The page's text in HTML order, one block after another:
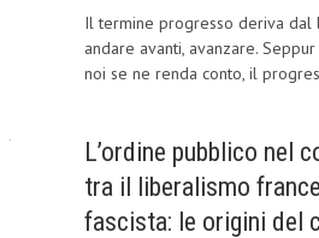
SVILUPPO SOSTENIBILE
PERSONA E CITTÀ
DIRITTO PENALE D’IMPRESA
Il termine progresso deriva dal
andare avanti, avanzare.
noi se ne renda conto, il
L’ordine pubblico nel
tra il liberalismo
fascista: le origini del